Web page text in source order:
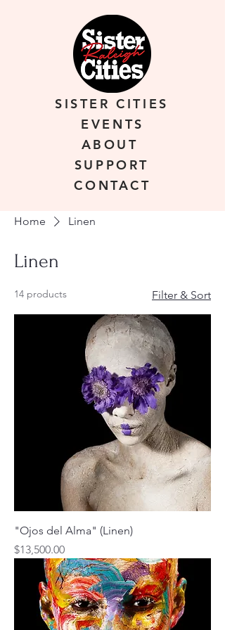
SISTER CITIES
ABOUT
SUPPORT
CONTACT
EVENTS
Home Linen
Linen
14 products Filter & Sort
"Ojos del Alma" (Linen)
Price
$13,500.00